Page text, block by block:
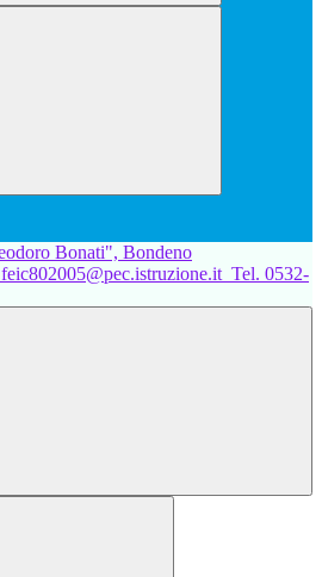
feic802005@pec.istruzione.it Tel. 0532-